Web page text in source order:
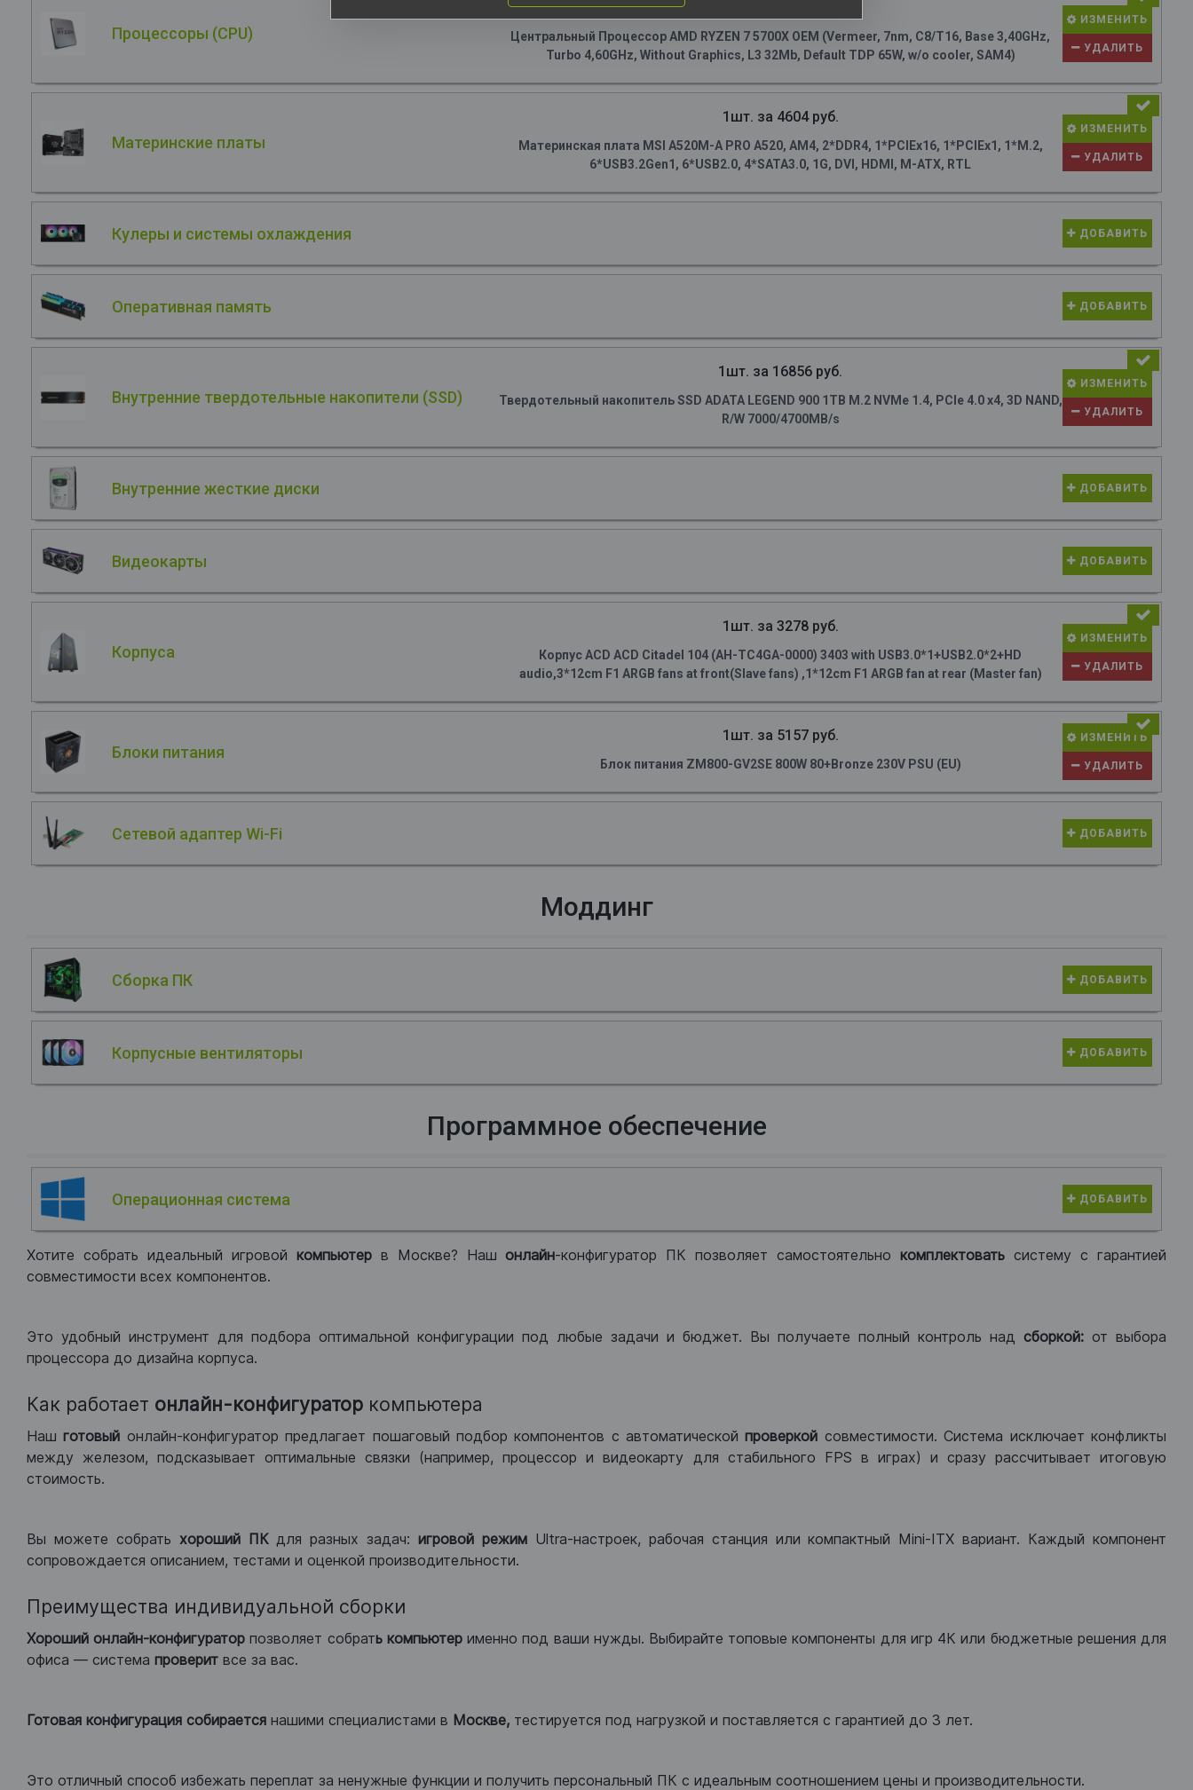
Процессоры (CPU)
Центральный Процессор AMD RYZEN 7 5700X OEM (Vermeer, 7nm, C8/T16, Base 3,40GHz,
Turbo 4,60GHz, Without Graphics, L3 32Mb, Default TDP 65W, w/o cooler, SAM4)
ИЗМЕНИТЬ
УДАЛИТЬ
Материнские платы
1шт. за 4604 руб.
Материнская плата MSI A520M-A PRO A520, AM4, 2*DDR4, 1*PCIEx16, 1*PCIEx1, 1*M.2,
6*USB3.2Gen1, 6*USB2.0, 4*SATA3.0, 1G, DVI, HDMI, M-ATX, RTL
ИЗМЕНИТЬ
УДАЛИТЬ
Кулеры и системы охлаждения ДОБАВИТЬ
Оперативная память ДОБАВИТЬ
Внутренние твердотельные накопители (SSD)
1шт. за 16856 руб.
Твердотельный накопитель SSD ADATA LEGEND 900 1TB M.2 NVMe 1.4, PCIe 4.0 x4, 3D NAND,
R/W 7000/4700MB/s
ИЗМЕНИТЬ
УДАЛИТЬ
Внутренние жесткие диски ДОБАВИТЬ
Видеокарты ДОБАВИТЬ
Корпуса
1шт. за 3278 руб.
Корпус ACD ACD Citadel 104 (AH-TC4GA-0000) 3403 with USB3.0*1+USB2.0*2+HD
audio,3*12cm F1 ARGB fans at front(Slave fans) ,1*12cm F1 ARGB fan at rear (Master fan)
ИЗМЕНИТЬ
УДАЛИТЬ
Блоки питания
1шт. за 5157 руб.
Блок питания ZM800-GV2SE 800W 80+Bronze 230V PSU (EU)
ИЗМЕНИТЬ
УДАЛИТЬ
Сетевой адаптер Wi-Fi ДОБАВИТЬ
Моддинг
Сборка ПК ДОБАВИТЬ
Корпусные вентиляторы ДОБАВИТЬ
Программное обеспечение
Операционная система ДОБАВИТЬ
Хотите собрать идеальный игровой компьютер в Москве? Нашонлайн-конфигуратор ПК позволяет самостоятельно комплектоватьсистему с гарантией
совместимости всех компонентов.
Это удобный инструмент для подбора оптимальной конфигурации под любые задачи и бюджет. Вы получаете полный контроль над сборкой: от выбора
процессора до дизайна корпуса.
Как работает онлайн-конфигуратор компьютера
Нашготовый онлайн-конфигуратор предлагает пошаговый подбор компонентов с автоматическойпроверкой совместимости. Система исключает конфликты
между железом, подсказывает оптимальные связки (например, процессор и видеокарту для стабильного FPS в играх) и сразу рассчитывает итоговую
стоимость.
Вы можете собрать хороший ПКдля разных задач:игровой режим Ultra-настроек, рабочая станция или компактный Mini-ITX вариант. Каждый компонент
сопровождается описанием, тестами и оценкой производительности.
Преимущества индивидуальной сборки
Хороший онлайн-конфигуратор позволяет собрать компьютерименно под ваши нужды. Выбирайте топовые компоненты для игр 4К или бюджетные решения для
офиса — система проверит все за вас.
Готовая конфигурация собирается нашими специалистами в Москве, тестируется под нагрузкой и поставляется с гарантией до 3 лет.
Это отличный способ избежать переплат за ненужные функции и получить персональный ПК с идеальным соотношением цены и производительности.